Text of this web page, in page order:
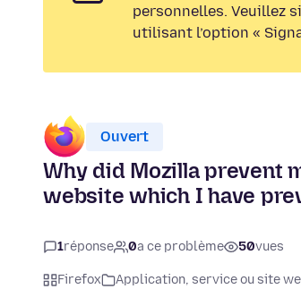
personnelles. Veuillez
utilisant l’option «
Ouvert
Why did Mozilla prevent
website which I have
1réponse 0a ce problème 50vues
Firefox Application, service ou site